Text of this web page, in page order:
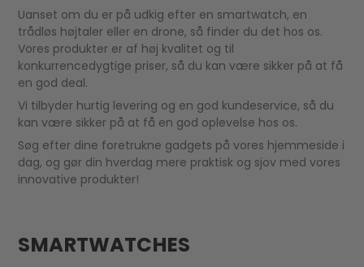
Uanset om du er på udkig efter en smartwatch, en
trådløs højtaler eller en drone, så finder du det hos os.
Vores produkter er af høj kvalitet og til
konkurrencedygtige priser, så du kan være sikker på at få
en god deal.
Vi tilbyder hurtig levering og en god kundeservice, så du
kan være sikker på at få en god oplevelse hos os.
Søg efter dine foretrukne gadgets på vores hjemmeside i
dag, og gør din hverdag mere praktisk og sjov med vores
innovative produkter!
SMARTWATCHES